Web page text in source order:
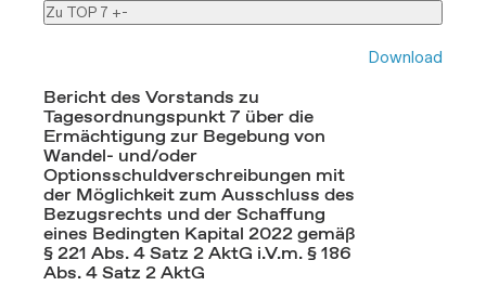
Zu TOP 7 +-
Bericht des Vorstands zu
Tagesordnungspunkt 7 über die
Ermächtigung zur Begebung von
Wandel- und/oder
Optionsschuldverschreibungen mit
der Möglichkeit zum Ausschluss des
Bezugsrechts und der Schaffung
eines Bedingten Kapital 2022 gemäß
§ 221 Abs. 4 Satz 2 AktG i.V.m. § 186
Abs. 4 Satz 2 AktG
Download